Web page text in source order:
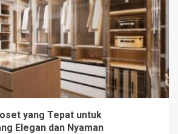
yang Tepat untuk
Elegan dan Nyaman